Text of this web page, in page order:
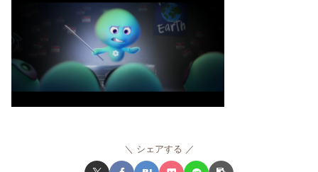
シェアする